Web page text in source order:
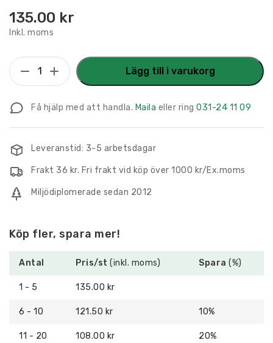
135.00 kr
Inkl. moms
Trivselskylt
Arkivrum
Lägg till i varukorg
Få hjälp med att handla. Maila eller ring 031-24 11 09
Leveranstid: 3-5 arbetsdagar
Frakt 36 kr. Fri frakt vid köp över 1000 kr/Ex.moms
Miljödiplomerade sedan 2012
Köp fler, spara mer!
Antal Pris/st (inkl. moms) Spara (%)
1 - 5 135.00 kr
6 - 10 121.50 kr 10%
11 - 20 108.00 kr 20%